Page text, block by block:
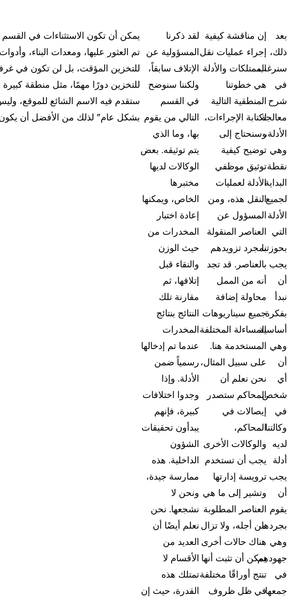
بعد
ذلك،
سنرغب
في
شرح
معالجة
الأدلة،
وهي
نقطة
البداية
لجميع
الأدلة
التي
بحوزتنا.
يجب
أن
نبدأ
بفكرة
أساسية
وهي
أن
أي
شخص
في
وكالتنا
لديه
أدلة
يجب
أن
يقوم
بجردها،
وهي
جهودهم
في
جمعها
إن مناقشة كيفية
إجراء عمليات نقل
الممتلكات والأدلة
هي خطوتنا
المنطقية التالية
لكتابة الإجراءات،
وسنحتاج إلى
توضيح كيفية
توثيق موظفي
الأدلة لعمليات
النقل هذه، ومن
المسؤول عن
العناصر المنقولة
بمجرد تزويدهم
بالعناصر. قد تجد
أنه من الممل
محاولة إضافة
جميع سيناريوهات
المساءلة المختلفة
المستخدمة هنا.
على سبيل المثال،
نحن نعلم أن
المحاكم ستصدر
إيصالات في
المحاكم،
والوكالات الأخرى
يجب أن تستخدم
ترويسة إدارتها
وتشير إلى ما هي
العناصر المطلوبة
من أجله، ولا تزال
هناك حالات أخرى
يمكن أن تثبت أنها
تنتج أوراقًا مختلفة
في ظل ظروف
لقد ذكرنا
المسؤولية عن
الإتلاف سابقاً،
ولكننا سنوضح
في القسم
التالي من يقوم
بها، وما الذي
يتم توثيقه. بعض
الوكالات لديها
مختبرها
الخاص، ويمكنها
إعادة اختبار
المخدرات من
حيث الوزن
والنقاء قبل
إتلافها، ثم
مقارنة تلك
النتائج بنتائج
المخدرات
عندما تم إدخالها
رسمياً ضمن
الأدلة. وإذا
وجدوا اختلافات
كبيرة، فإنهم
يبدأون تحقيقات
الشؤون
الداخلية. هذه
ممارسة جيدة،
ونحن لا
نشجعها. نحن
نعلم أيضًا أن
العديد من
الأقسام لا
تمتلك هذه
القدرة، حيث إن
يمكن أن تكون الاستثناءات في القسم
تم العثور عليها، ومعدات البناء،
للتخزين المؤقت، بل لن تكون في
للتخزين دورًا مهمًا، مثل منطقة
ستقدم فيه الاسم الشائع للموقع،
بشكل عام” لذلك من الأفضل أن يكون